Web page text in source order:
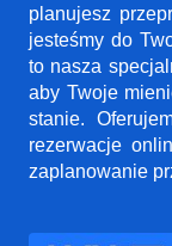
planujesz
jesteśmy do
to nasza
aby Twoje
stanie.
rezerwacje
zaplanowanie